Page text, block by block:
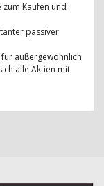
Kaufen und
passiver
außergewöhnlich
alle Aktien mit